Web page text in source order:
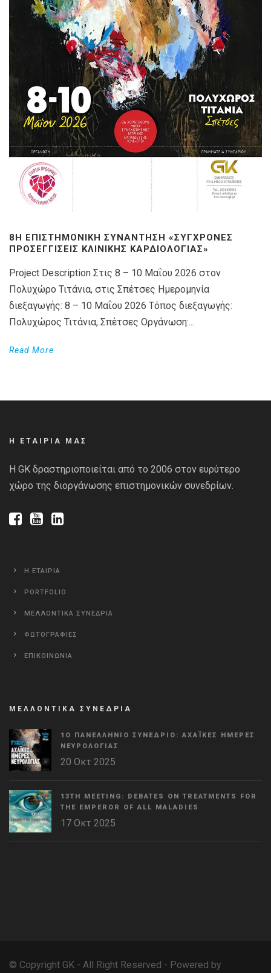
8Η ΕΠΙΣΤΗΜΟΝΙΚΉ ΣΥΝΆΝΤΗΣΗ «ΣΎΓΧΡΟΝΕΣ
ΠΡΟΣΕΓΓΊΣΕΙΣ ΚΛΙΝΙΚΉΣ ΚΑΡΔΙΟΛΟΓΊΑΣ»
Project Description Στις 8 – 10 Μαΐου 2026 στον
Πολυχώρο Τιτάνια, στις Σπέτσες Ημερομηνία
διεξαγωγής: 8 – 10 Μαΐου 2026 Τόπος διεξαγωγής:
Πολυχώρος Τιτάνια, Σπέτσες Οργάνωση:...
Read More
Η ΕΤΑΙΡΙΑ ΜΑΣ
Η GK δραστηριοποιείται από το 2006 στον ευρύτερο
χώρο της διοργάνωσης επιστημονικών συνεδρίων.
Η ΕΤΑΙΡΙΑ
PORTFOLIO
ΜΕΛΛΟΝΤΙΚΑ ΣΥΝΕΔΡΙΑ
ΦΩΤΟΓΡΑΦΙΕΣ
ΕΠΙΚΟΙΝΩΝΙΑ
ΜΕΛΛΟΝΤΙΚΑ ΣΥΝΕΔΡΙΑ
1Ο ΠΑΝΕΛΛΉΝΙΟ ΣΥΝΈΔΡΙΟ: ΑΧΑΪΚΈΣ ΗΜΈΡΕΣ
ΝΕΥΡΟΛΟΓΊΑΣ
20 Οκτ 2025
13TH MEETING: DEBATES ON TREATMENTS FOR
THE EMPEROR OF ALL MALADIES
17 Οκτ 2025
© Copyright GK - All Right Reserved - Powered by